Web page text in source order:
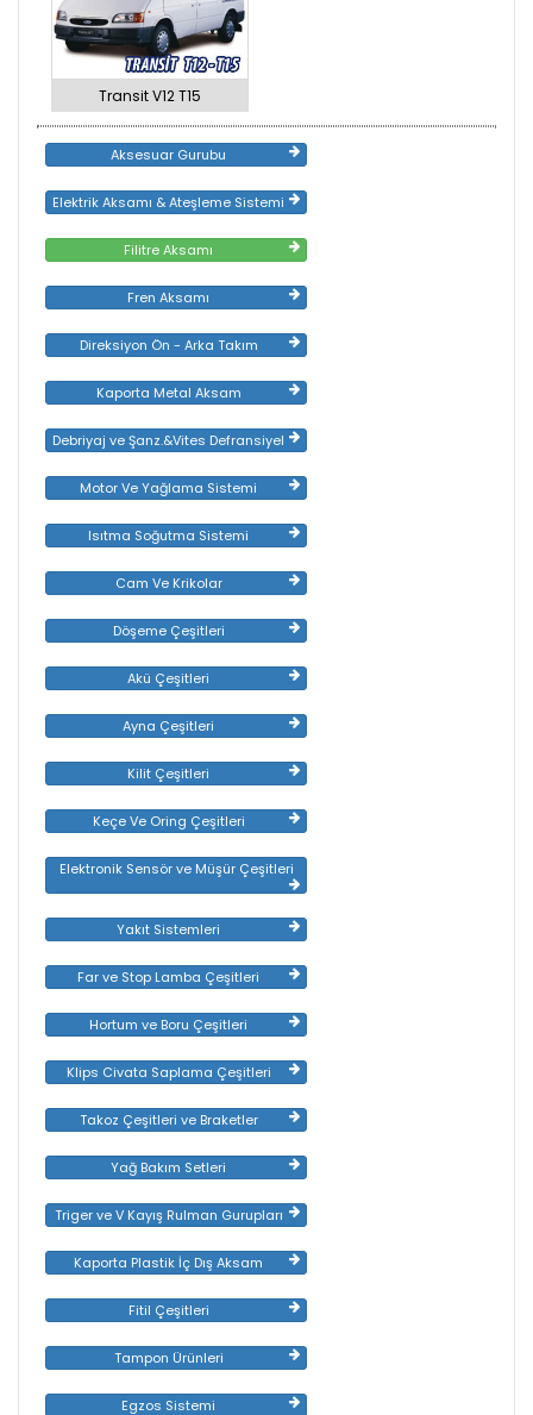
Transit V12 T15
Aksesuar Gurubu
Elektrik Aksamı & Ateşleme Sistemi
Filitre Aksamı
Fren Aksamı
Direksiyon Ön - Arka Takım
Kaporta Metal Aksam
Debriyaj ve Şanz.&Vites Defransiyel
Motor Ve Yağlama Sistemi
Isıtma Soğutma Sistemi
Cam Ve Krikolar
Döşeme Çeşitleri
Akü Çeşitleri
Ayna Çeşitleri
Kilit Çeşitleri
Keçe Ve Oring Çeşitleri
Elektronik Sensör ve Müşür Çeşitleri
Yakıt Sistemleri
Far ve Stop Lamba Çeşitleri
Hortum ve Boru Çeşitleri
Klips Civata Saplama Çeşitleri
Takoz Çeşitleri ve Braketler
Yağ Bakım Setleri
Triger ve V Kayış Rulman Gurupları
Kaporta Plastik İç Dış Aksam
Fitil Çeşitleri
Tampon Ürünleri
Egzos Sistemi